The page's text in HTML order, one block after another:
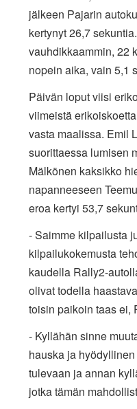
jälkeen Pajarin
kertynyt 26,7
vauhdikkaammin, 22
nopein aika, vain 5,1
Päivän loput viisi
viimeistä
vasta maalissa. Emil
suorittaessa lumisen
Mälkönen kaksikko
napanneeseen
eroa kertyi 53,7
- Saimme kilpailusta
kilpailukokemusta
kaudella Rally2-
olivat todella
toisin paikoin taas ei,
- Kyllähän sinne
hauska ja
tulevaan ja annan
jotka tämän